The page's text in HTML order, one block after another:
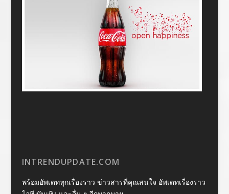
INTRENDUPDATE.COM
พร้อมอัพเดททุกเรื่องราว ข่าวสารที่คุณสนใจ อัพเดทเรื่องราว